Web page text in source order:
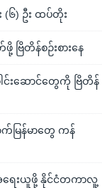
(၆) ဦး ထပ်တိုး
ြိတိန်စဉ်းစားနေ
င်းဆောင်တွေကို ဗြိတိန်
မြန်မာတွေ ကန်
ေးယူဖို့ နိုင်ငံတကာလူ့